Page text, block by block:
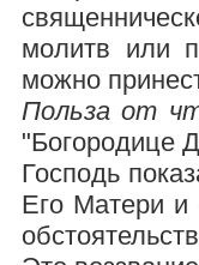
молитв или
можно
Польза от
"Богородице
Господь
Его Матери и